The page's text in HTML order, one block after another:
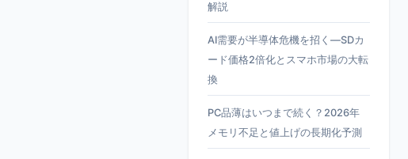
解説
AI需要が半導体危機を招く—SDカ
ード価格2倍化とスマホ市場の大転
換
PC品薄はいつまで続く？2026年
メモリ不足と値上げの長期化予測